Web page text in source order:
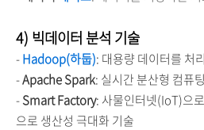
4) 빅데이터 분석 기술
-Hadoop(하둡): 대용량 데이터를 처
-Apache Spark: 실시간 분산형 컴퓨
-Smart Factory: 사물인터넷(IoT)으
으로 생산성 극대화 기술